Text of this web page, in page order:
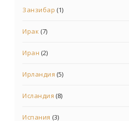
Занзибар (1)
Ирак (7)
Иран (2)
Ирландия (5)
Исландия (8)
Испания (3)